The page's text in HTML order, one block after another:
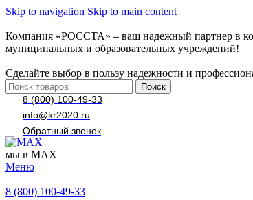
Skip to navigation Skip to main content
Компания «РОССТА» – ваш надежный партнер в
муниципальных и образовательных учреждений!
Сделайте выбор в пользу надежности и
Поиск
8 (800) 100-49-33
info@kr2020.ru
Обратный звонок
мы в MAX
Меню
8 (800) 100-49-33